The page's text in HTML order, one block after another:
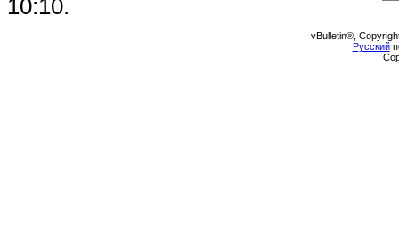
10:10.
vBulletin®,
Русский